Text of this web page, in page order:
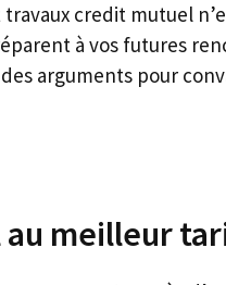
credit mutuel
à vos futures
arguments pour
meilleur